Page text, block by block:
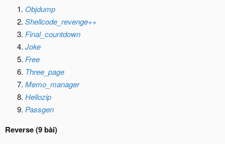
Objdump
Shellcode_revenge++
Final_countdown
Joke
Free
Three_page
Memo_manager
Hellozip
Passgen
Reverse (9 bài)